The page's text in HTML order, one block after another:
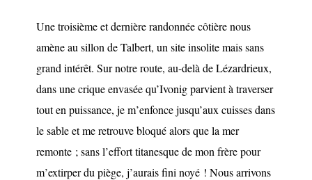
Une troisième et dernière randonnée côtière nous
amène au sillon de Talbert, un site insolite mais sans
grand intérêt. Sur notre route, au-delà de Lézardrieux,
dans une crique envasée qu’Ivonig parvient à traverser
tout en puissance, je m’enfonce jusqu’aux cuisses dans
le sable et me retrouve bloqué alors que la mer
remonte ; sans l’effort titanesque de mon frère pour
m’extirper du piège, j’aurais fini noyé ! Nous arrivons